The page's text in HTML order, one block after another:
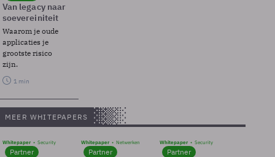
Van legacy naar
soevereiniteit
Waarom je oude
applicaties je
grootste risico
zijn.
1 min
MEER WHITEPAPERS
Whitepaper Security
Partner
Whitepaper Netwerken
Partner
Whitepaper Security
Partner